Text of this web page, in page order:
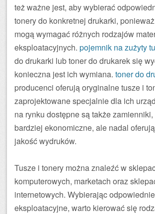
też ważne jest, aby wybierać
tonery do konkretnej drukarki,
mogą wymagać różnych rodzajów
eksploatacyjnych. pojemnik na zużyty
do drukarki lub toner do drukarek się
konieczna jest ich wymiana. toner do
producenci oferują oryginalne tusze i
zaprojektowane specjalnie dla ich
na rynku dostępne są także
bardziej ekonomiczne, ale nadal
jakość wydruków.
Tusze i tonery można znaleźć w
komputerowych, marketach oraz
internetowych. Wybierając
eksploatacyjne, warto kierować się